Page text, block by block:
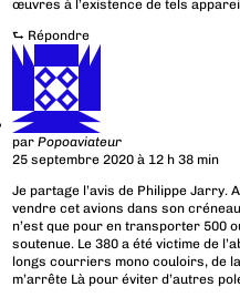
œuvres à l’existence de tels
⮑ Répondre
parPopoaviateur
25 septembre 2020 à 12 h 38 min
Je partage l’avis de Philippe Jarry.
vendre cet avions dans son
n’est que pour en transporter 500
soutenue. Le 380 a été victime de
longs courriers mono couloirs, de
m’arrête Là pour éviter d’autres